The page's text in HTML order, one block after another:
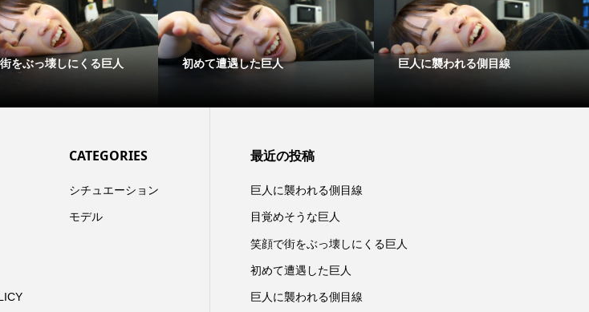
をぶっ壊しにくる巨人 初めて遭遇した巨人 巨人に襲われる側目線
CATEGORIES
シチュエーション
モデル
最近の投稿
巨人に襲われる側目線
目覚めそうな巨人
笑顔で街をぶっ壊しにくる巨人
初めて遭遇した巨人
巨人に襲われる側目線